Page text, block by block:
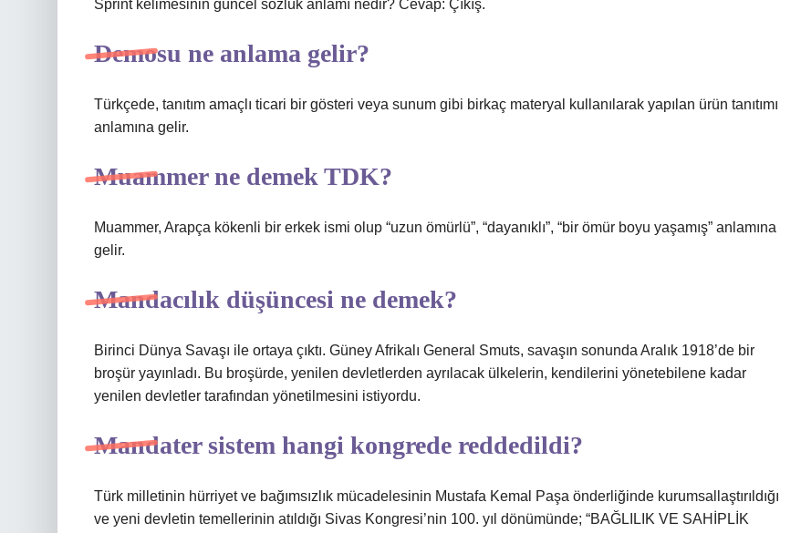
Sprint kelimesinin güncel sözlük anlamı nedir? Cevap: Çıkış.
Demosu ne anlama gelir?
Türkçede, tanıtım amaçlı ticari bir gösteri veya sunum gibi birkaç materyal kullanılarak yapılan ürün tanıtımı
anlamına gelir.
Muammer ne demek TDK?
Muammer, Arapça kökenli bir erkek ismi olup “uzun ömürlü”, “dayanıklı”, “bir ömür boyu yaşamış” anlamına
gelir.
Mandacılık düşüncesi ne demek?
Birinci Dünya Savaşı ile ortaya çıktı. Güney Afrikalı General Smuts, savaşın sonunda Aralık 1918’de bir
broşür yayınladı. Bu broşürde, yenilen devletlerden ayrılacak ülkelerin, kendilerini yönetebilene kadar
yenilen devletler tarafından yönetilmesini istiyordu.
Mandater sistem hangi kongrede reddedildi?
Türk milletinin hürriyet ve bağımsızlık mücadelesinin Mustafa Kemal Paşa önderliğinde kurumsallaştırıldığı
ve yeni devletin temellerinin atıldığı Sivas Kongresi’nin 100. yıl dönümünde; “BAĞLILIK VE SAHİPLİK